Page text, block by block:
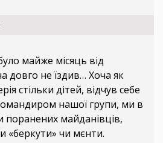
майже місяць від
довго не їздив… Хоча як
стільки дітей, відчув себе
нашої групи, ми в
поранених майданівців,
«беркути» чи мєнти.